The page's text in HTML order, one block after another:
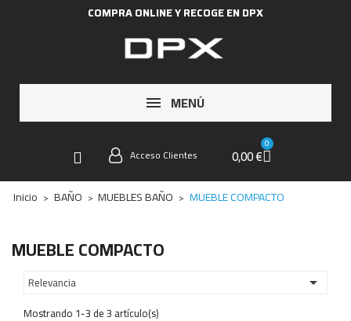
COMPRA ONLINE Y RECOGE EN DPX
MENÚ
Acceso Clientes 0,00 €
Inicio BAÑO MUEBLES BAÑO MUEBLE COMPACTO
MUEBLE COMPACTO
Relevancia

Mostrando 1-3 de 3 artículo(s)